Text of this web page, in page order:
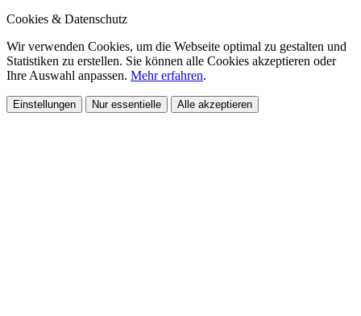
Cookies & Datenschutz
Wir verwenden Cookies, um die Webseite optimal zu gestalten und
Statistiken zu erstellen. Sie können alle Cookies akzeptieren oder
Ihre Auswahl anpassen. Mehr erfahren.
Einstellungen Nur essentielle Alle akzeptieren